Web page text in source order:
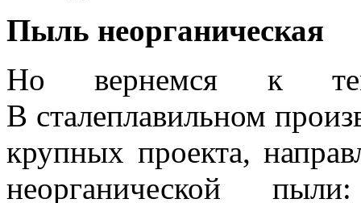
Пыль неорганическая
Но вернемся к
В сталеплавильном
крупных проекта,
неорганической